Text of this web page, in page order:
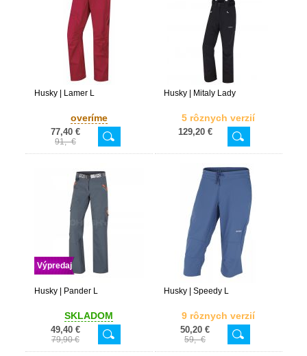
Husky | Lamer L
overíme
77,40 €
91,- €
Husky | Mitaly Lady
5 rôznych verzií
129,20 €
Výpredaj
Husky | Pander L
SKLADOM
49,40 €
79,90 €
Husky | Speedy L
9 rôznych verzií
50,20 €
59,- €